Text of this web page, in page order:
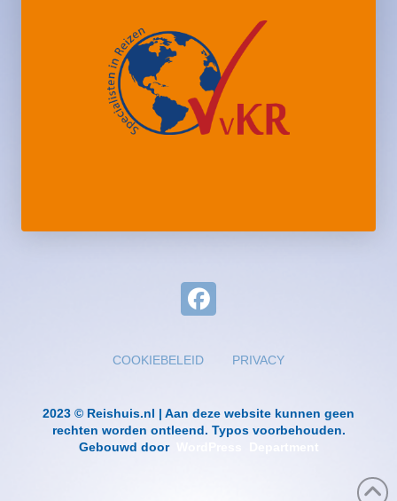
COOKIEBELEID PRIVACY
2023 © Reishuis.nl | Aan deze website kunnen geen
rechten worden ontleend. Typos voorbehouden.
Gebouwd door